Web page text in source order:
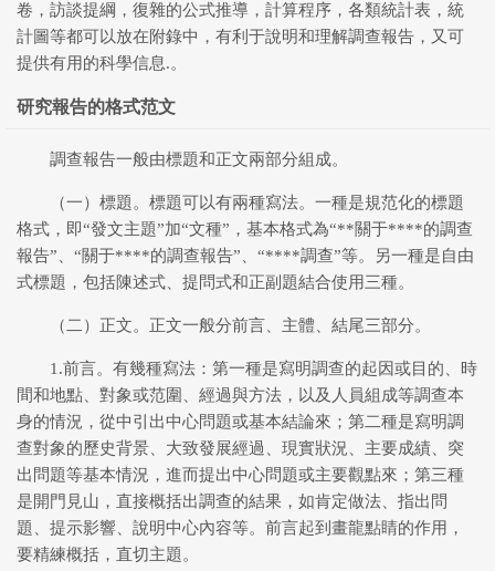
卷，訪談提綱，復雜的公式推導，計算程序，各類統計表，統
計圖等都可以放在附錄中，有利于說明和理解調查報告，又可
提供有用的科學信息.。
研究報告的格式范文
調查報告一般由標題和正文兩部分組成。
（一）標題。標題可以有兩種寫法。一種是規范化的標題
格式，即“發文主題”加“文種”，基本格式為“**關于****的調查
報告”、“關于****的調查報告”、“****調查”等。另一種是自由
式標題，包括陳述式、提問式和正副題結合使用三種。
（二）正文。正文一般分前言、主體、結尾三部分。
1.前言。有幾種寫法：第一種是寫明調查的起因或目的、時
間和地點、對象或范圍、經過與方法，以及人員組成等調查本
身的情況，從中引出中心問題或基本結論來；第二種是寫明調
查對象的歷史背景、大致發展經過、現實狀況、主要成績、突
出問題等基本情況，進而提出中心問題或主要觀點來；第三種
是開門見山，直接概括出調查的結果，如肯定做法、指出問
題、提示影響、說明中心內容等。前言起到畫龍點睛的作用，
要精練概括，直切主題。